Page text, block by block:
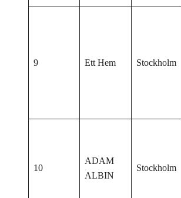
9 Ett Hem Stockholm
10
ADAM
ALBIN
Stockholm